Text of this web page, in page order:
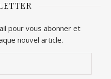
pour vous abonner et
nouvel article.